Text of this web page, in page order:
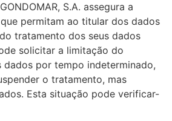
S.A. assegura a
permitam ao titular dos dados
tratamento dos seus dados
solicitar a limitação do
dados por tempo indeterminado,
o tratamento, mas
Esta situação pode verificar-